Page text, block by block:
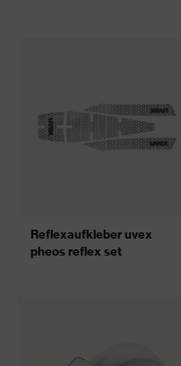
Reflexaufkleber uvex
pheos reflex set